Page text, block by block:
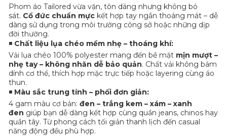
Phom áo Tailored vừa vặn, tôn dáng nhưng không bó
sát. Cổ đức chuẩn mực kết hợp tay ngắn thoáng mát – dễ
dàng sử dụng trong môi trường công sở hoặc những dịp
đời thường.
◾ Chất liệu lụa chéo mềm nhẹ – thoáng khí:
Vải lụa chéo 100% polyester mang đến bề mặt mịn mượt –
nhẹ tay – không nhăn dễ bảo quản. Chất vải không bám
dính cơ thể, thích hợp mặc trực tiếp hoặc layering cùng áo
thun.
◾ Màu sắc trung tính – phối đơn giản:
4 gam màu cơ bản:đen – trắng kem – xám – xanh
đen giúp bạn dễ dàng kết hợp cùng quần jeans, chinos hay
quần tây. Từ phong cách tối giản thanh lịch đến casual
năng động đều phù hợp.